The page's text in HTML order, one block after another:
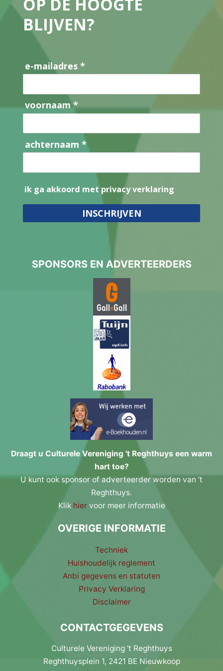
OP DE HOOGTE
BLIJVEN?
e-mailadres *
voornaam *
achternaam *
ik ga akkoord met privacy verklaring
INSCHRIJVEN
SPONSORS EN ADVERTEERDERS
Draagt u Culturele Vereniging 't Reghthuys een warm
hart toe?
U kunt ook sponsor of adverteerder worden van ’t
Reghthuys.
Klik hiervoor meer informatie
OVERIGE INFORMATIE
Techniek
Huishoudelijk reglement
Anbi gegevens en statuten
Privacy Verklaring
Disclaimer
CONTACTGEGEVENS
Culturele Vereniging 't Reghthuys
Reghthuysplein 1, 2421 BE Nieuwkoop